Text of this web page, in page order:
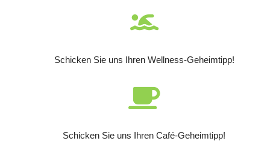
Schicken Sie uns Ihren Wellness-Geheimtipp!
Schicken Sie uns Ihren Café-Geheimtipp!